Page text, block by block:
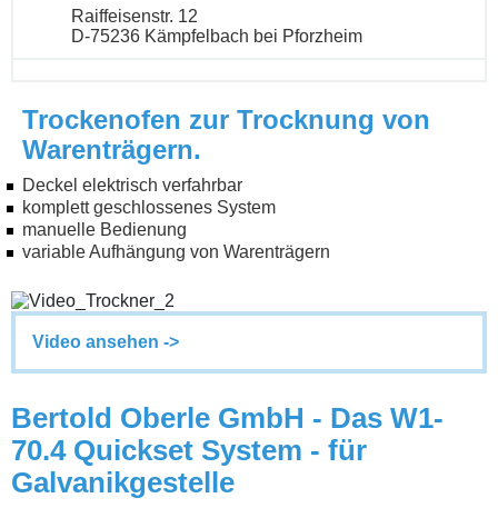
Raiffeisenstr. 12
D-75236 Kämpfelbach bei Pforzheim
Trockenofen zur Trocknung von
Warenträgern.
Deckel elektrisch verfahrbar
komplett geschlossenes System
manuelle Bedienung
variable Aufhängung von Warenträgern
Video ansehen ->
Bertold Oberle GmbH - Das W1-
70.4 Quickset System - für
Galvanikgestelle